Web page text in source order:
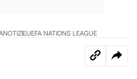
NOTIZIEUEFA NATIONS LEAGUE